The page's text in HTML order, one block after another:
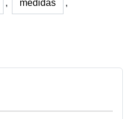
, medidas ,